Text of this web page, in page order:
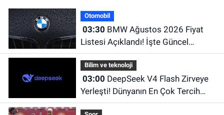
Otomobil
03:30
Listesi Açıklandı! İşte Güncel
Fiyatlar
Bilim ve teknoloji
03:00
Yerleşti! Dünyanın En Çok Tercih
Edilen Yapay Zekâ Modellerinden